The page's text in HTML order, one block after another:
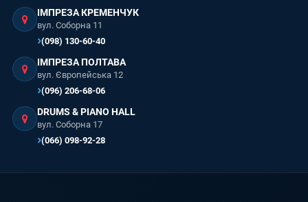
ІМПРЕЗА КРЕМЕНЧУК
вул. Соборна 11
(098) 130-60-40
ІМПРЕЗА ПОЛТАВА
вул. Європейська 12
(096) 206-68-06
DRUMS & PIANO HALL
вул. Соборна 17
(066) 098-92-28